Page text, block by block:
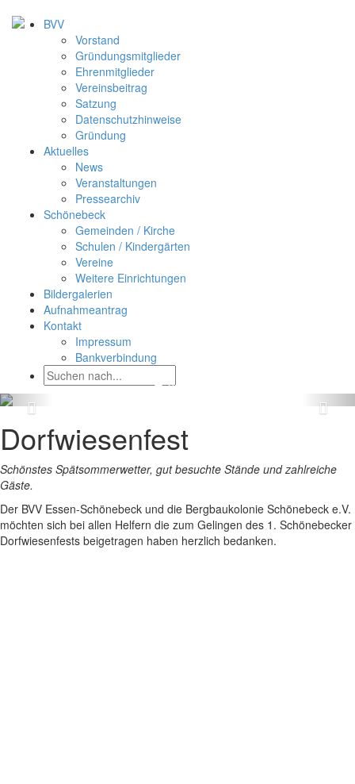
BVV
Vorstand
Gründungsmitglieder
Ehrenmitglieder
Vereinsbeitrag
Satzung
Datenschutzhinweise
Gründung
Aktuelles
News
Veranstaltungen
Pressearchiv
Schönebeck
Gemeinden / Kirche
Schulen / Kindergärten
Vereine
Weitere Einrichtungen
Bildergalerien
Aufnahmeantrag
Kontakt
Impressum
Bankverbindung
Dorfwiesenfest
Schönstes Spätsommerwetter, gut besuchte Stände und zahlreiche
Gäste.
Der BVV Essen-Schönebeck und die Bergbaukolonie Schönebeck e.V.
möchten sich bei allen Helfern die zum Gelingen des 1. Schönebecker
Dorfwiesenfests beigetragen haben herzlich bedanken.